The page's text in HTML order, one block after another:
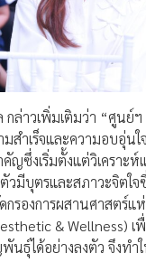
กล่าวเพิ่มเติมว่า “ศูนย์
สำเร็จและความอบอุ่น
คัญซึ่งเริ่มตั้งแต่วิเคราะ
วมีบุตรและสภาวะจิตใ
กรองการผสานศาสตร์แ
& Wellness) เ
พันธุ์ได้อย่างลงตัว จึงทำ